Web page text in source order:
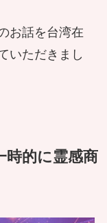
お話を台湾在
いただきまし
時的に霊感商